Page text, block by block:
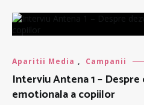
Aparitii Media , Campanii
Interviu Antena 1 –
emotionala a copiilor